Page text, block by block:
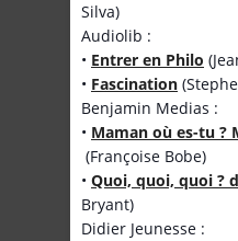
Silva)
Audiolib :
• Entrer en Philo
• Fascination
Benjamin Medias :
• Maman où es-tu ?
(Françoise Bobe)
• Quoi, quoi, quoi ?
Bryant)
Didier Jeunesse :